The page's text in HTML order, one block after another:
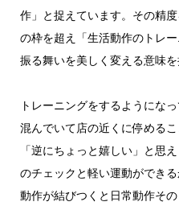
作」と捉えています。その精
の枠を超え「生活動作のトレ
振る舞いを美しく変える意味を
トレーニングをするようにな
混んでいて店の近くに停める
「逆にちょっと嬉しい」と思
のチェックと軽い運動ができ
動作が結びつくと日常動作そ